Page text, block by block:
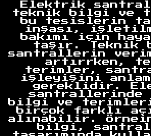
Elektrik
teknik bilgi ve
bu tesislerin
inşası,
bakımı için
taşır. Teknik
santrallerin
artırrken,
terimler,
işleyişini
gereklidir.
santrallerinde
bilgi ve
birçok farklı
alınabilir.
bilgi,